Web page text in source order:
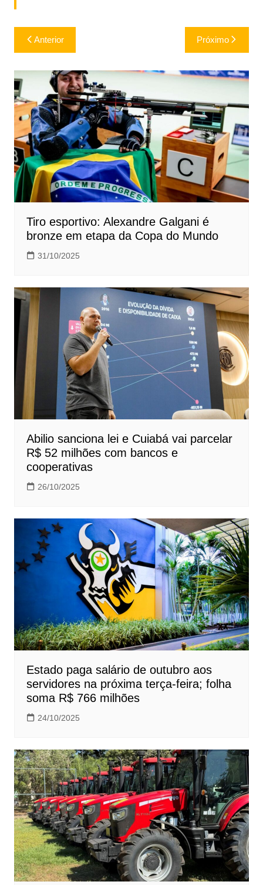
Navegação
de
Post
Anterior Próximo
Tiro esportivo: Alexandre Galgani é
bronze em etapa da Copa do Mundo
31/10/2025
Abilio sanciona lei e Cuiabá vai parcelar
R$ 52 milhões com bancos e
cooperativas
26/10/2025
Estado paga salário de outubro aos
servidores na próxima terça-feira; folha
soma R$ 766 milhões
24/10/2025